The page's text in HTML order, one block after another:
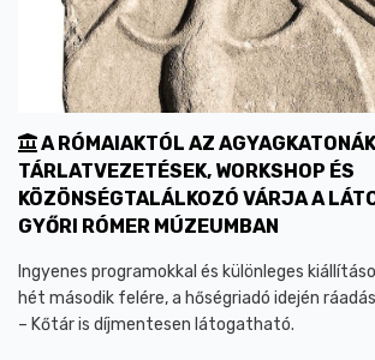
A RÓMAIAKTÓL AZ
TÁRLATVEZETÉSEK, WORKSHOP ÉS
KÖZÖNSÉGTALÁLKOZÓ VÁRJA A
GYŐRI RÓMER MÚZEUMBAN
Ingyenes programokkal és különleges
hét második felére, a hőségriadó idején
– Kőtár is díjmentesen látogatható.